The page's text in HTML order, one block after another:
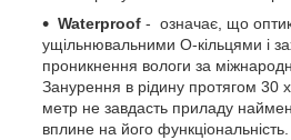
Waterproof - означає, що
ущільнювальними О-кільцями і
проникнення вологи за
Занурення в рідину протягом 30
метр не завдасть приладу
вплине на його функціональність.